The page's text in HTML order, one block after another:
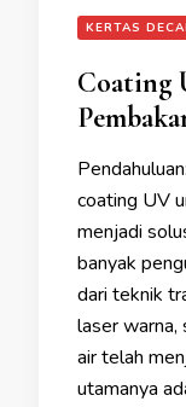
KERTAS
Coating
coating UV
menjadi
banyak
dari teknik
laser
air telah
utamanya